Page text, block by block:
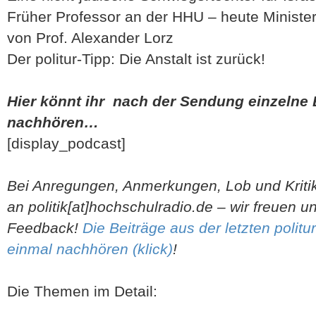
Früher Professor an der HHU – heute
von Prof. Alexander Lorz
Der politur-Tipp: Die Anstalt ist zurück!
Hier könnt ihr nach der Sendung einzelne
nachhören…
[display_podcast]
Bei Anregungen, Anmerkungen, Lob und
an politik[at]hochschulradio.de – wir freuen
Feedback! Die Beiträge aus der letzten
einmal nachhören (klick)!
Die Themen im Detail: